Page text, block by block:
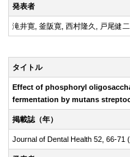
発表者
滝井寛, 釜阪寛, 西村隆久, 戸尾健
タイトル
Effect of phosphoryl
fermentation by mutans
掲載誌（年）
Journal of Dental Health 52, 66-71